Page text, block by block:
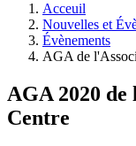
Acceuil
Nouvelles et
Évènements
AGA de
AGA 2020
Centre